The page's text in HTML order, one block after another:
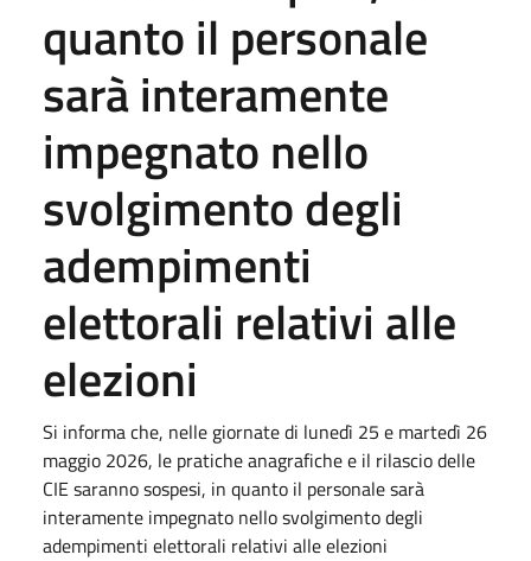
quanto il personale
sarà interamente
impegnato nello
svolgimento degli
adempimenti
elettorali relativi alle
elezioni
Si informa che, nelle giornate di lunedì 25 e martedì 26
maggio 2026, le pratiche anagrafiche e il rilascio delle
CIE saranno sospesi, in quanto il personale sarà
interamente impegnato nello svolgimento degli
adempimenti elettorali relativi alle elezioni